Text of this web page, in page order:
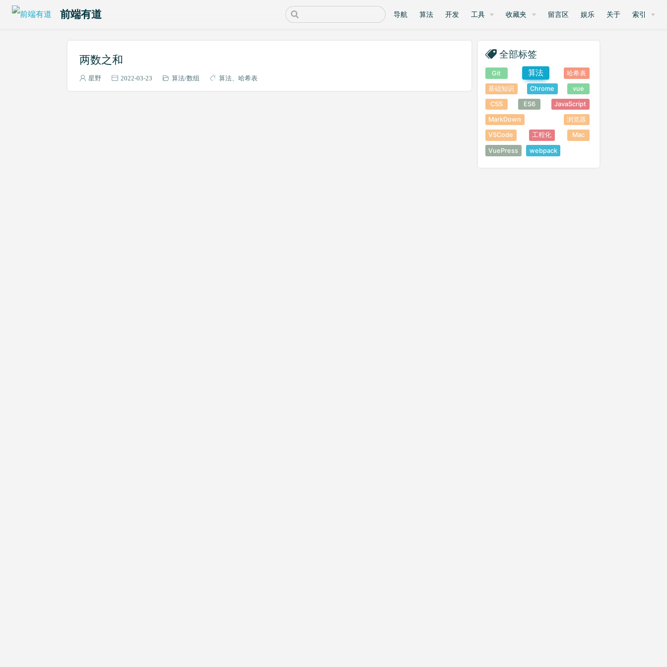
前端有道 导航 算法 开发 工具 收藏夹 留言区 娱乐 关于 索引
两数之和
星野 2022-03-23 算法 数组 算法 哈希表
全部标签
Git 算法 哈希表
基础知识 Chrome vue
CSS ES6 JavaScript
MarkDown 浏览器
VSCode 工程化 Mac
VuePress webpack